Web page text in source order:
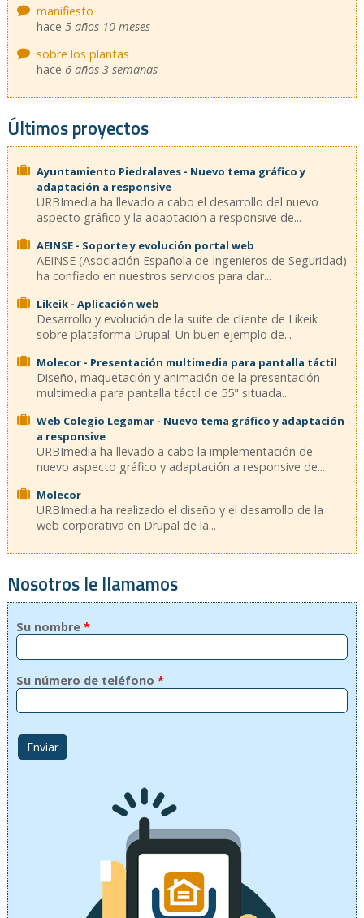
manifiesto
hace 5 años 10 meses
sobre los plantas
hace 6 años 3 semanas
Últimos proyectos
Ayuntamiento Piedralaves - Nuevo tema gráfico y
adaptación a responsive
URBImedia ha llevado a cabo el desarrollo del nuevo
aspecto gráfico y la adaptación a responsive de...
AEINSE - Soporte y evolución portal web
AEINSE (Asociación Española de Ingenieros de Seguridad)
ha confiado en nuestros servicios para dar...
Likeik - Aplicación web
Desarrollo y evolución de la suite de cliente de Likeik
sobre plataforma Drupal. Un buen ejemplo de...
Molecor - Presentación multimedia para pantalla táctil
Diseño, maquetación y animación de la presentación
multimedia para pantalla táctil de 55" situada...
Web Colegio Legamar - Nuevo tema gráfico y adaptación
a responsive
URBImedia ha llevado a cabo la implementación de
nuevo aspecto gráfico y adaptación a responsive de...
Molecor
URBImedia ha realizado el diseño y el desarrollo de la
web corporativa en Drupal de la...
Nosotros le llamamos
Su nombre *
Su número de teléfono *